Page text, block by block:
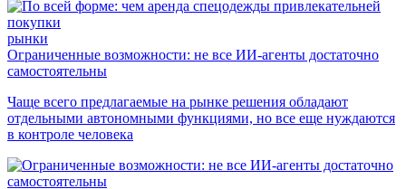
рынки
Ограниченные возможности: не все ИИ-агенты достаточно
самостоятельны
Чаще всего предлагаемые на рынке решения обладают
отдельными автономными функциями, но все еще нуждаются
в контроле человека